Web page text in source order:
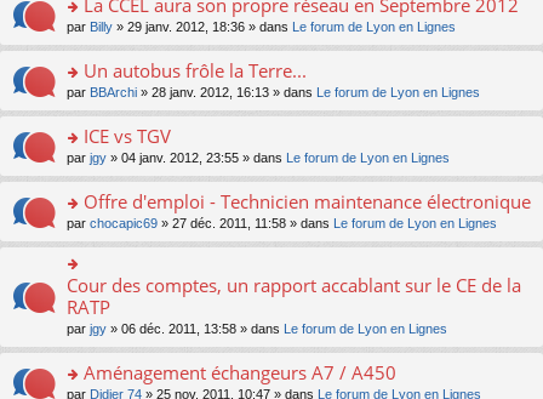
c
e
nt
le
pl
u
ré
c
e
nt
n
le
pl
u
ré
c
e
nt
a
g
e
n
n
le
pl
u
ré
c
e
nt
m
e
a
g
e
n
n
le
pl
u
s
ré
c
e
nt
ult
er
le
m
e
a
g
e
n
n
le
pl
u
s
e
o
n
ult
er
le
m
e
a
g
e
n
o
n
lu
le
pl
u
s
La CCEL aura son propre réseau en Septembre 2012
par Billy » 29 janv. 2012, 18:36 » dans Le forum de Lyon en Lignes
o
n
ult
er
le
m
e
s
g
e
n
o
lu
Un autobus frôle la Terre...
par BBArchi » 28 janv. 2012, 16:13 » dans Le forum de Lyon en Lignes
o
n
ult
er
le
m
e
s
a
e
n
ICE vs TGV
par jgy » 04 janv. 2012, 23:55 » dans Le forum de Lyon en Lignes
o
n
s
ult
er
le
m
e
s
Offre d'emploi - Technicien maintenance électronique
par chocapic69 » 27 déc. 2011, 11:58 » dans Le forum de Lyon en Lignes
o
n
ult
er
le
m
Cour des comptes, un rapport accablant sur le CE de la
RATP
par jgy » 06 déc. 2011, 13:58 » dans Le forum de Lyon en Lignes
o
Aménagement échangeurs A7 / A450
par Didier 74 » 25 nov. 2011, 10:47 » dans Le forum de Lyon en Lignes